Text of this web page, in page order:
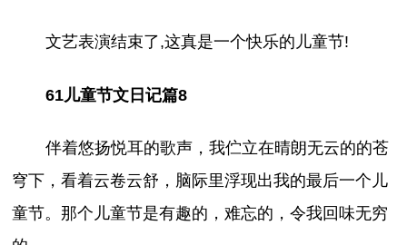
文艺表演结束了,这真是一个快乐的儿童节!
61儿童节文日记篇8
伴着悠扬悦耳的歌声，我伫立在晴朗无云的的苍
穹下，看着云卷云舒，脑际里浮现出我的最后一个儿
童节。那个儿童节是有趣的，难忘的，令我回味无穷